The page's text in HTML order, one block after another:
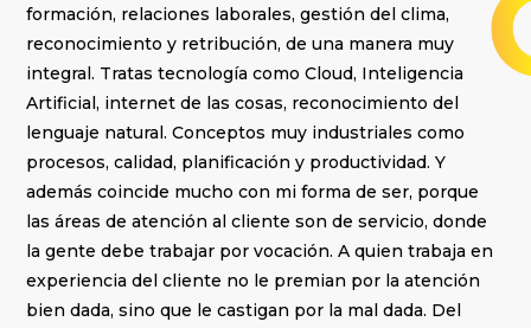
formación, relaciones laborales, gestión del clima,
reconocimiento y retribución, de una manera muy
integral. Tratas tecnología como Cloud, Inteligencia
Artificial, internet de las cosas, reconocimiento del
lenguaje natural. Conceptos muy industriales como
procesos, calidad, planificación y productividad. Y
además coincide mucho con mi forma de ser, porque
las áreas de atención al cliente son de servicio, donde
la gente debe trabajar por vocación. A quien trabaja en
experiencia del cliente no le premian por la atención
bien dada, sino que le castigan por la mal dada. Del